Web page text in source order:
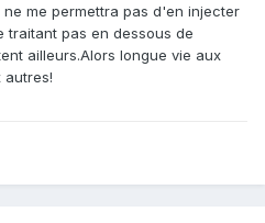
me permettra pas d'en injecter
traitant pas en dessous de
ailleurs.Alors longue vie aux
autres!